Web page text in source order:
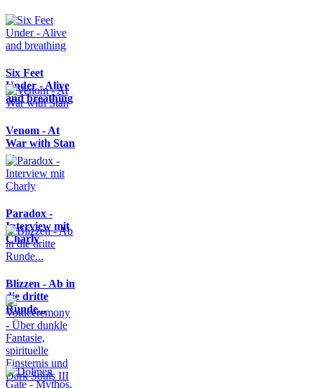
Six Feet
Under - Alive
and breathing
Venom - At
War with Stan
Paradox -
Interview mit
Charly
Blizzen - Ab in
die dritte
Runde...